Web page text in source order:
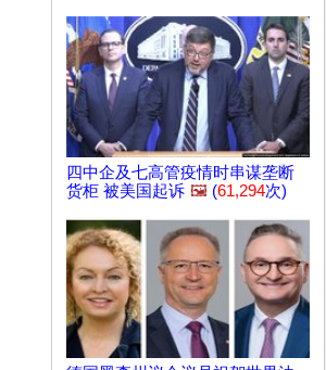
四中企及七高管疫情时串谋垄断
货柜 被美国起诉 🖼️ (61,294次)